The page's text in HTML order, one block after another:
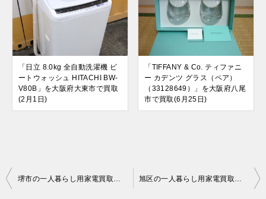
「日立 8.0kg 全自動洗濯機 ビ
ートウォッシュ HITACHI BW-
V80B」を大阪府大東市で買取
(2月1日)
「TIFFANY & Co. ティファニ
ー カデンツ グラス（ペア）
（33128649）」を大阪府八尾
市で買取(6月25日)
投
堺市の一人暮らし用家電買取｜自宅出張でラクラク即現金 旭区の一人暮らし用家電買取｜自宅出張でラクラク即現金